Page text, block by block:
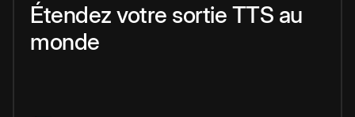
Étendez votre sortie TTS au
monde